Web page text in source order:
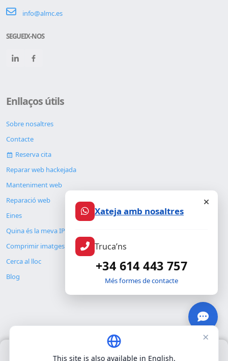
info@almc.es
SEGUEIX-NOS
Enllaços útils
Sobre nosaltres
Contacte
Reserva cita
Reparar web hackejada
Manteniment web
Reparació web
Eines
Quina és la meva IP
Comprimir imatges
Cerca al lloc
Blog
© Copyright 2026. ALMC SECURITY S.L.U.
Xateja amb nosaltres
Truca’ns
+34 614 443 757
Més formes de contacte
×
This site is also available in English.